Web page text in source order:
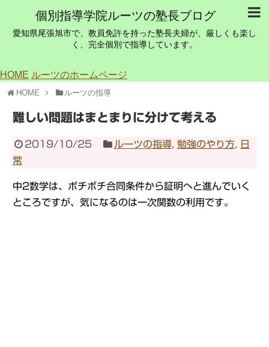
個別指導学院ルーツの塾長ブログ
愛知県尾張旭市で、教員免許を持った塾長夫婦が、厳しくも楽し
く、完全個別で指導しています。
HOME ルーツのホームページ
HOME ルーツの指導
難しい問題はまとまりに分けて考える
2019/10/25 ルーツの指導 ,勉強のやり方
日
常
中2数学は、ボチボチ合同条件から証明へと進んでいく
ところですが、気になるのは一次関数の利用です。